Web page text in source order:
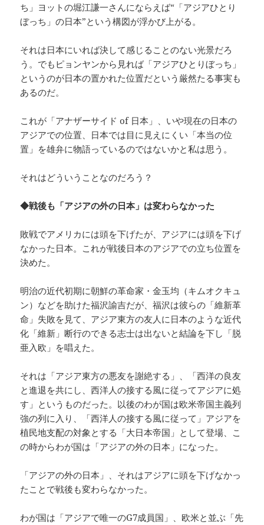
ち」ヨットの堀江謙一さんにならえば“「アジアひとり
ぼっち」の日本”という構図が浮かび上がる。
それは日本にいれば決して感じることのない光景だろ
う。でもピョンヤンから見れば「アジアひとりぼっち」
というのが日本の置かれた位置だという厳然たる事実も
あるのだ。
これが「アナザーサイド of 日本」、いや現在の日本の
アジアでの位置、日本では目に見えにくい「本当の位
置」を雄弁に物語っているのではないかと私は思う。
それはどういうことなのだろう？
◆戦後も「アジアの外の日本」は変わらなかった
敗戦でアメリカには頭を下げたが、アジアには頭を下げ
なかった日本。これが戦後日本のアジアでの立ち位置を
決めた。
明治の近代初期に朝鮮の革命家・金玉均（キムオクキュ
ン）などを助けた福沢諭吉だが、福沢は彼らの「維新革
命」失敗を見て、アジア東方の友人に日本のような近代
化「維新」断行のできる志士は出ないと結論を下し「脱
亜入欧」を唱えた。
それは「アジア東方の悪友を謝絶する」、「西洋の良友
と進退を共にし、西洋人の接する風に従ってアジアに処
す」というものだった。以後のわが国は欧米帝国主義列
強の列に入り、「西洋人の接する風に従って」アジアを
植民地支配の対象とする「大日本帝国」として登場、こ
の時からわが国は「アジアの外の日本」になった。
「アジアの外の日本」、それはアジアに頭を下げなかっ
たことで戦後も変わらなかった。
わが国は「アジアで唯一のG7成員国」、欧米と並ぶ「先